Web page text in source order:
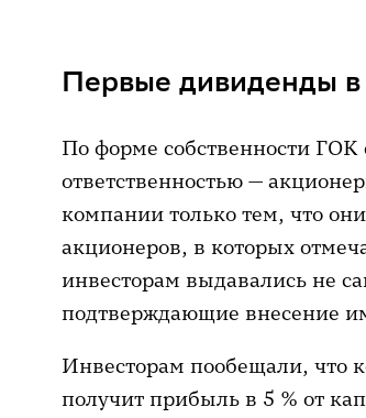
Первые дивиденды в
По форме собственности ГОК
ответственностью —
компании только тем, что
акционеров, в которых
инвесторам выдавались не
подтверждающие внесение
Инвесторам пообещали, что
получит прибыль в 5 % от